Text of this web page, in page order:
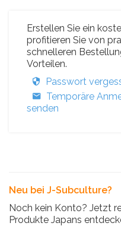
Erstellen Sie ein
profitieren Sie von
schnelleren
Vorteilen.
Passwort
Temporäre
senden
Neu bei J-Subculture?
Noch kein Konto? Jetzt
Produkte Japans